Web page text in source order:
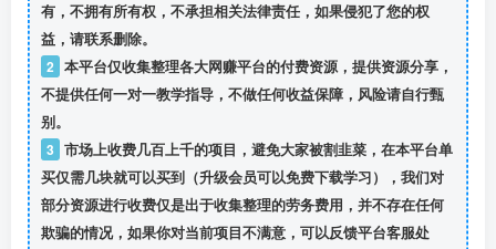
有，不拥有所有权，不承担相关法律责任，如果侵犯了您的权
益，请联系删除。
2 本平台仅收集整理各大网赚平台的付费资源，提供资源分享，
不提供任何一对一教学指导，不做任何收益保障，风险请自行甄
别。
3 市场上收费几百上千的项目，避免大家被割韭菜，在本平台单
买仅需几块就可以买到（升级会员可以免费下载学习），我们对
部分资源进行收费仅是出于收集整理的劳务费用，并不存在任何
欺骗的情况，如果你对当前项目不满意，可以反馈平台客服处